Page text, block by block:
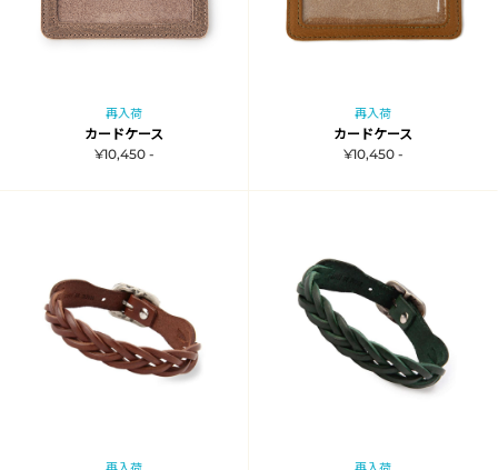
再入荷
カードケース
¥10,450 -
再入荷
カードケース
¥10,450 -